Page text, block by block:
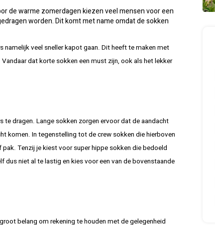
de warme zomerdagen kiezen veel mensen voor een
worden. Dit komt met name omdat de sokken
namelijk veel sneller kapot gaan. Dit heeft te maken met
dat korte sokken een must zijn, ook als het lekker
te dragen. Lange sokken zorgen ervoor dat de aandacht
komen. In tegenstelling tot de crew sokken die hierboven
Tenzij je kiest voor super hippe sokken die bedoeld
niet al te lastig en kies voor een van de bovenstaande
belang om rekening te houden met de gelegenheid